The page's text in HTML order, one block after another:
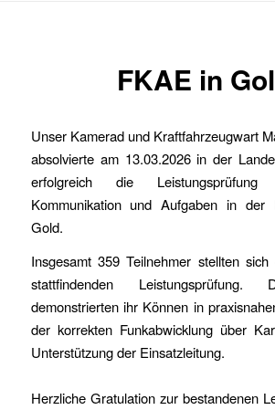
FKAE in
Unser Kamerad und Kraftfahrzeugwart
absolvierte am 13.03.2026 in der
erfolgreich die
Kommunikation und Aufgaben in der
Gold.
Insgesamt 359 Teilnehmer stellten
stattfindenden Leistungsprüfung.
demonstrierten ihr Können in
der korrekten Funkabwicklung über
Unterstützung der Einsatzleitung.
Herzliche Gratulation zur bestandenen